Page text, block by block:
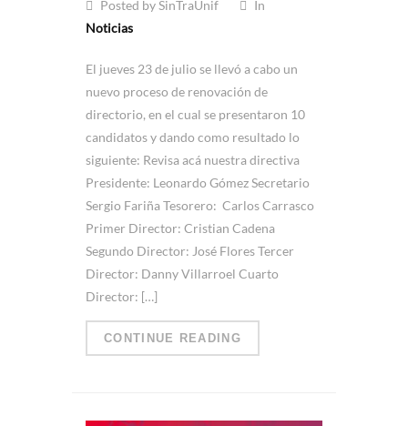
Posted by SinTraUnif
In
Noticias
El jueves 23 de julio se llevó a cabo un
nuevo proceso de renovación de
directorio, en el cual se presentaron 10
candidatos y dando como resultado lo
siguiente: Revisa acá nuestra directiva
Presidente: Leonardo Gómez Secretario
Sergio Fariña Tesorero: Carlos Carrasco
Primer Director: Cristian Cadena
Segundo Director: José Flores Tercer
Director: Danny Villarroel Cuarto
Director: […]
CONTINUE READING